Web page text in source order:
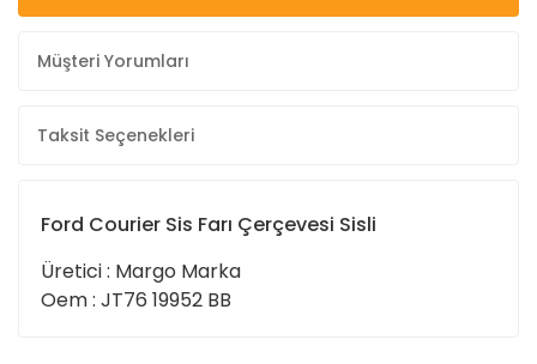
Müşteri Yorumları
Taksit Seçenekleri
Ford Courier Sis Farı Çerçevesi Sisli
Üretici : Margo Marka
Oem : JT76 19952 BB